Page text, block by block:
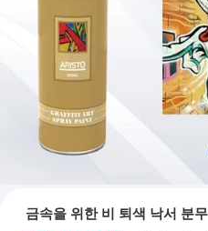
금속을 위한 비 퇴색 낙서 분